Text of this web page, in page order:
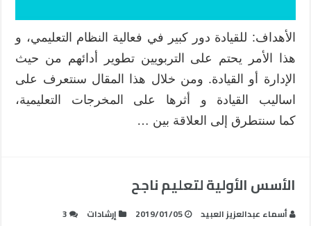
الأهداف: للقيادة دور كبير في فعالية النظام التعليمي، و
هذا الأمر يحتم على التربويين تطوير أدائهم من حيث
الإدارة أو القيادة. ومن خلال هذا المقال سنتعرف على
اساليب القيادة و أثرها على المخرجات التعليمية،
كما سنتطرق إلى العلاقة بين …
الأسس الأولية لتعليم ناجح
أسماء عبدالعزيز العبيد 2019/01/05 إرشادات 3